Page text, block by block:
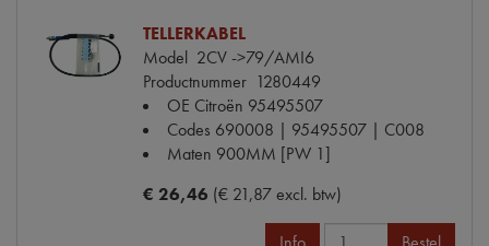
TELLERKABEL
Model 2CV ->79/AMI6
Productnummer 1280449
OE Citroën 95495507
Codes 690008 | 95495507 | C008
Maten 900MM [PW 1]
€ 26,46 (€ 21,87 excl. btw)